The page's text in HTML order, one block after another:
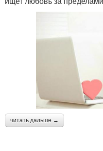
читать дальше →